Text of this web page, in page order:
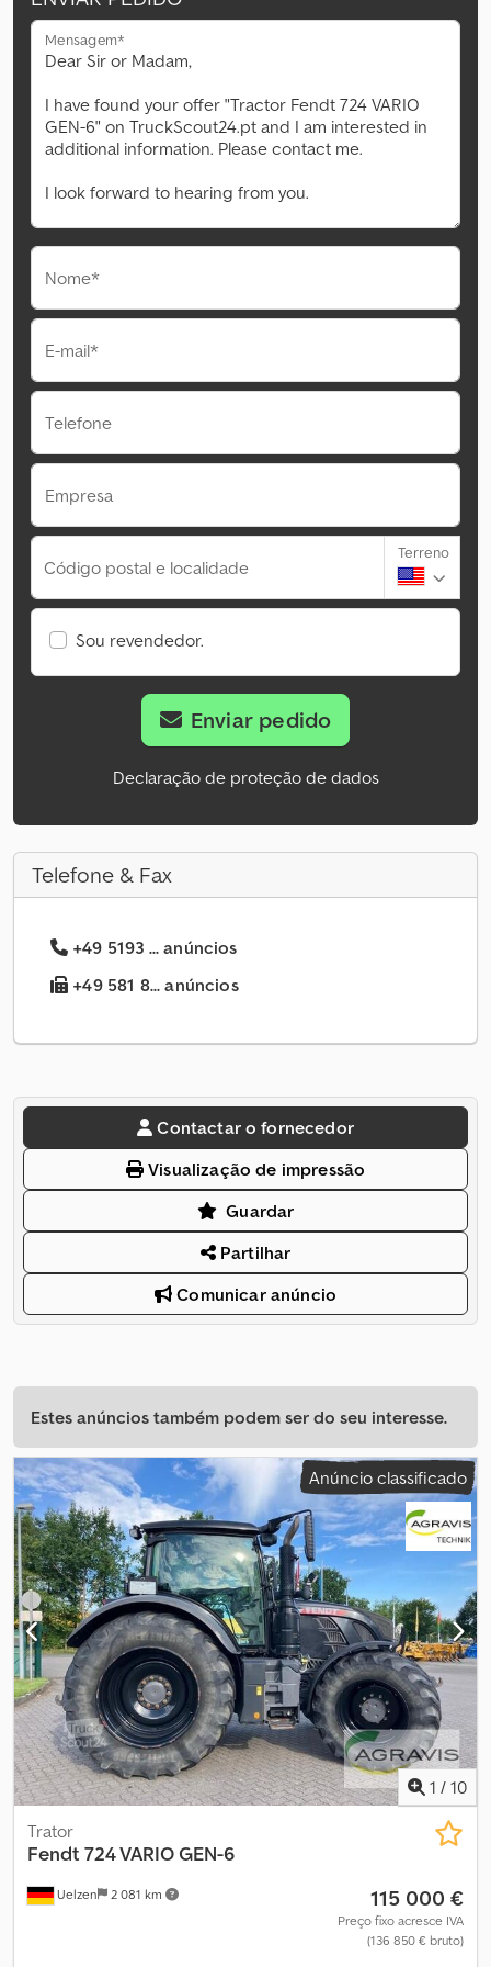
Mensagem*
Nome*
E-mail*
Telefone
Empresa
Código postal e localidade
Terreno
Sou revendedor.
Enviar pedido
Declaração de proteção de dados
Telefone & Fax
+49 5193 ... anúncios
+49 581 8... anúncios
Contactar o fornecedor
Visualização de impressão
Guardar
Partilhar
Comunicar anúncio
Estes anúncios também podem ser do seu interesse.
Anúncio classificado
1 / 10
Uelzen 2 081 km
Trator
Fendt 724 VARIO GEN-6
115 000 €
Preço fixo acresce IVA
(136 850 € bruto)